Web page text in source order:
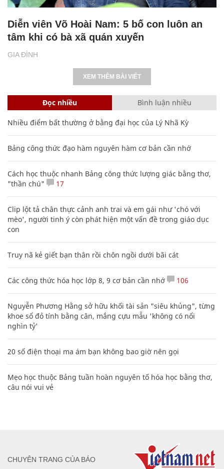
GIA ĐÌNH
Diễn viên Võ Hoài Nam: 5 bố con luôn an
tâm khi có bà xã quán xuyến
XEM THÊM BÀI VIẾT
Đọc nhiều Bình luận nhiều
Nhiều điểm bất thường ở bằng đại học của Lý Nhã Kỳ
Bảng công thức đạo hàm nguyên hàm cơ bản cần nhớ
Cách học thuộc nhanh Bảng công thức lượng giác bằng thơ,
"thần chú"
17
Clip lột tả chân thực cảnh anh trai và em gái như 'chó với
mèo', người tinh ý còn phát hiện một vấn đề trong giáo dục
con
Truy nã kẻ giết bạn thân rồi chôn ngồi dưới bãi cát
Các công thức hóa học lớp 8, 9 cơ bản cần nhớ 106
Nguyễn Phương Hằng sở hữu khối tài sản "siêu khủng", từng
khoe sổ đỏ tính bằng cân, mắng cựu mẫu 'không có nổi
nghìn tỷ'
20 số điện thoại ma ám bạn không bao giờ nên gọi
Mẹo học thuộc Bảng tuần hoàn nguyên tố hóa học bằng thơ,
câu nói vui vẻ
CHUYÊN TRANG CỦA BÁO